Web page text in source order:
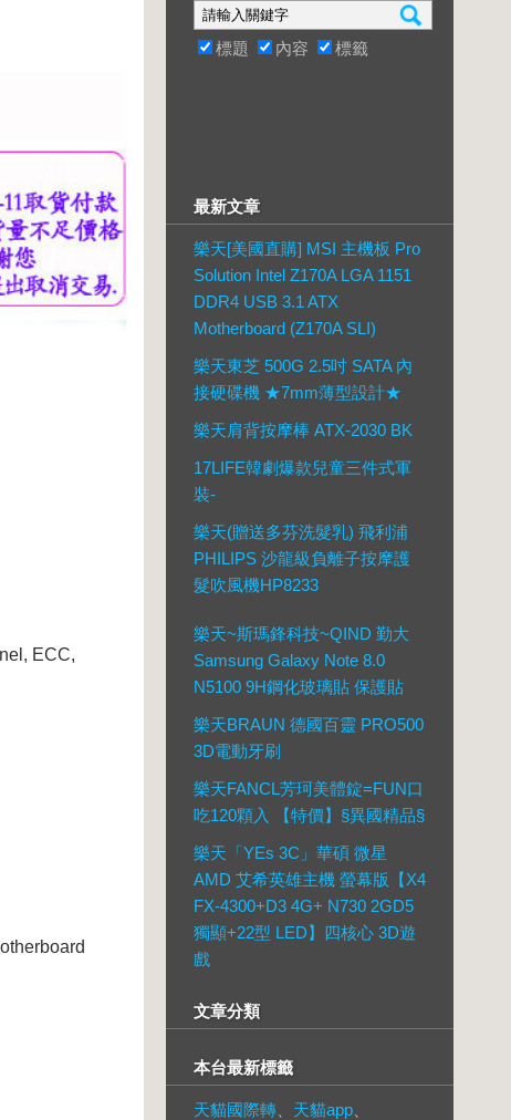
ECC,
標題 內容 標籤
最新文章
樂天[美國直購] MSI 主機板 Pro
Solution Intel Z170A LGA 1151
DDR4 USB 3.1 ATX
Motherboard (Z170A SLI)
樂天東芝 500G 2.5吋 SATA 內
接硬碟機 ★7mm薄型設計★
樂天肩背按摩棒 ATX-2030 BK
17LIFE韓劇爆款兒童三件式軍
裝-
樂天(贈送多芬洗髮乳) 飛利浦
PHILIPS 沙龍級負離子按摩護
髮吹風機HP8233
樂天~斯瑪鋒科技~QIND 勤大
Samsung Galaxy Note 8.0
N5100 9H鋼化玻璃貼 保護貼
樂天BRAUN 德國百靈 PRO500
3D電動牙刷
樂天FANCL芳珂美體錠=FUN口
吃120顆入 【特價】§異國精品§
樂天「YEs 3C」華碩 微星
AMD 艾希英雄主機 螢幕版【X4
FX-4300+D3 4G+ N730 2GD5
獨顯+22型 LED】四核心 3D遊
戲
文章分類
本台最新標籤
天貓國際轉 天貓app